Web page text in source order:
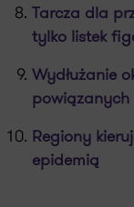
Tarcza dla
tylko listek
Wydłużanie
Regiony
epidemią